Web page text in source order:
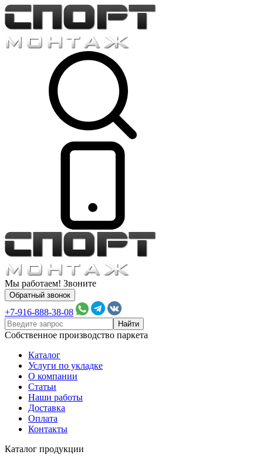
Мы работаем! Звоните
Обратный звонок
+7-916-888-38-08
Собственное производство паркета
Каталог
Услуги по укладке
О компании
Статьи
Наши работы
Доставка
Оплата
Контакты
Каталог продукции